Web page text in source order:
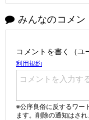
みんなのコメン
コメントを書く（ユ